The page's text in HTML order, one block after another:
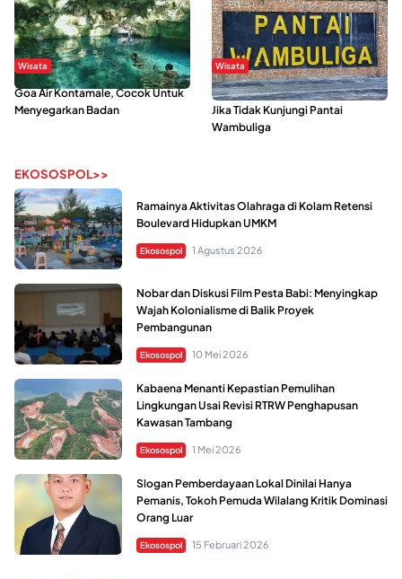
Wisata
Goa Air Kontamale, Cocok Untuk
Menyegarkan Badan
Wisata
Berkunjung Ke Wakatobi, Nyesal
Jika Tidak Kunjungi Pantai
Wambuliga
EKOSOSPOL>>
Ramainya Aktivitas Olahraga di Kolam Retensi
Boulevard Hidupkan UMKM
Ekosospol 1 Agustus 2026
Nobar dan Diskusi Film Pesta Babi: Menyingkap
Wajah Kolonialisme di Balik Proyek
Pembangunan
Ekosospol 10 Mei 2026
Kabaena Menanti Kepastian Pemulihan
Lingkungan Usai Revisi RTRW Penghapusan
Kawasan Tambang
Ekosospol 1 Mei 2026
Slogan Pemberdayaan Lokal Dinilai Hanya
Pemanis, Tokoh Pemuda Wilalang Kritik Dominasi
Orang Luar
Ekosospol 15 Februari 2026